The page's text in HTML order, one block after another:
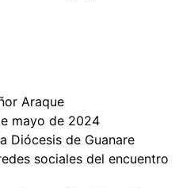
Araque
mayo de 2024
Diócesis de Guanare
sociales del encuentro